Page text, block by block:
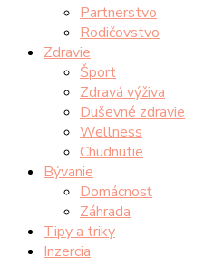
Partnerstvo
Rodičovstvo
Zdravie
Šport
Zdravá výživa
Duševné zdravie
Wellness
Chudnutie
Bývanie
Domácnosť
Záhrada
Tipy a triky
Inzercia